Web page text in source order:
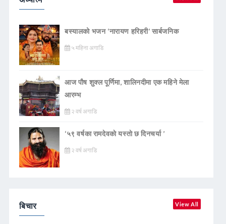
बस्यालको भजन ‘नारायण हरिहरी’ सार्बजनिक
५ महिना अगाडि
आज पौष शुक्ल पूर्णिमा, शालिनदीमा एक महिने मेला
आरम्भ
२ वर्ष अगाडि
‘५९ वर्षका रामदेवकाे यस्ताे छ दिनचर्या ’
२ वर्ष अगाडि
बिचार View All